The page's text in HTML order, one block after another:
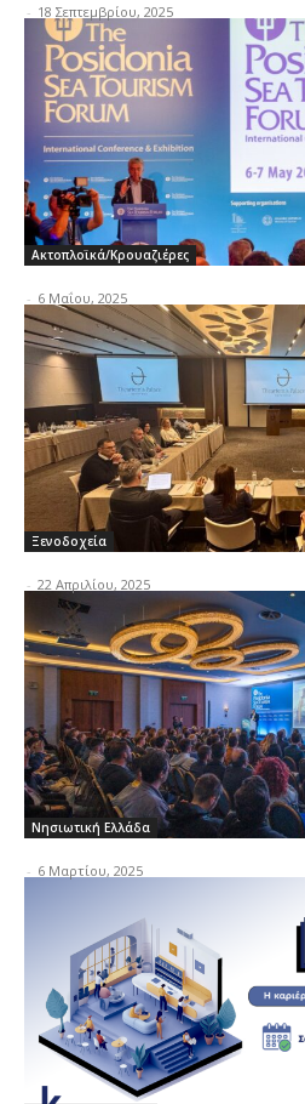
- 18 Σεπτεμβρίου, 2025
Ακτοπλοϊκά/Κρουαζιέρες
- 6 Μαΐου, 2025
Ξενοδοχεία
- 22 Απριλίου, 2025
Νησιωτική Ελλάδα
- 6 Μαρτίου, 2025